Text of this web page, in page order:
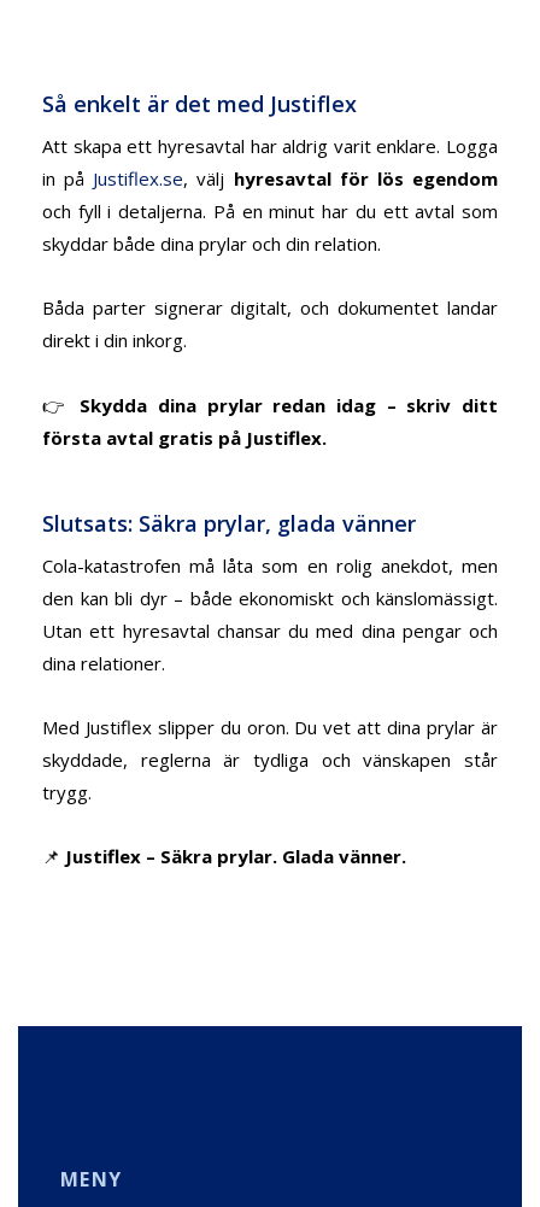
Så enkelt är det med Justiflex
Att skapa ett hyresavtal har aldrig varit enklare. Logga
in på Justiflex.se, välj hyresavtal för lös egendom
och fyll i detaljerna. På en minut har du ett avtal som
skyddar både dina prylar och din relation.
Båda parter signerar digitalt, och dokumentet landar
direkt i din inkorg.
👉 Skydda dina prylar redan idag – skriv ditt
första avtal gratis på Justiflex.
Slutsats: Säkra prylar, glada vänner
Cola-katastrofen må låta som en rolig anekdot, men
den kan bli dyr – både ekonomiskt och känslomässigt.
Utan ett hyresavtal chansar du med dina pengar och
dina relationer.
Med Justiflex slipper du oron. Du vet att dina prylar är
skyddade, reglerna är tydliga och vänskapen står
trygg.
📌 Justiflex – Säkra prylar. Glada vänner.
MENY